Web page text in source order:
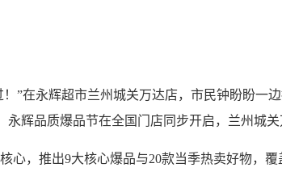
在永辉超市兰州城关万达店，市民钟盼盼一
辉品质爆品节在全国门店同步开启，兰州城关
，推出9大核心爆品与20款当季热卖好物，